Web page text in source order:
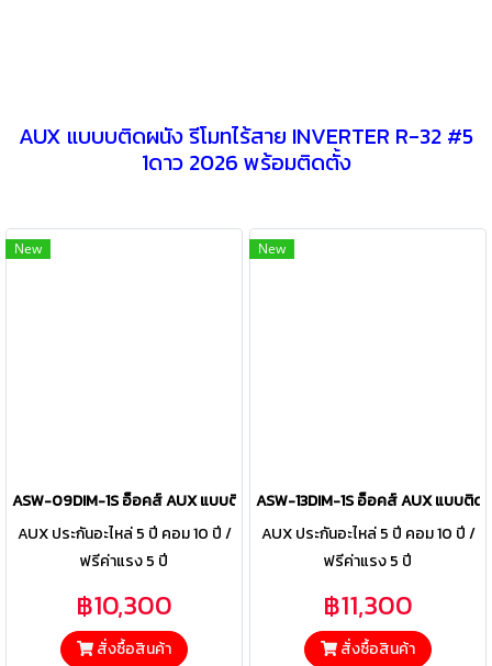
AUX แบบบติดผนัง รีโมทไร้สาย INVERTER R-32 #5
1ดาว 2026 พร้อมติดตั้ง
New
ASW-09DIM-1S อ็อคส์ AUX แบบติดผนัง รุ่น ME Series Inverter R-32 ขน
AUX ประกันอะไหล่ 5 ปี คอม 10 ปี /
ฟรีค่าแรง 5 ปี
฿10,300
สั่งซื้อสินค้า
New
ASW-13DIM-1S อ็อคส์ AUX แบบติด
AUX ประกันอะไหล่ 5 ปี คอม 10 ปี /
ฟรีค่าแรง 5 ปี
฿11,300
สั่งซื้อสินค้า